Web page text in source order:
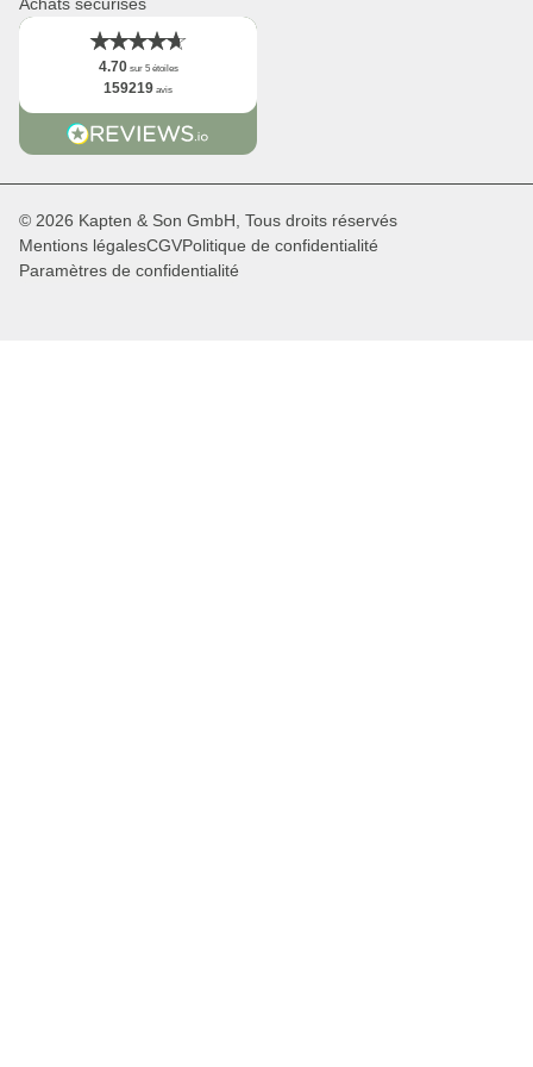
4.70sur 5 étoiles
159219 avis
© 2026 Kapten & Son GmbH, Tous droits réservés
Mentions légalesCGVPolitique de confidentialité
Paramètres de confidentialité